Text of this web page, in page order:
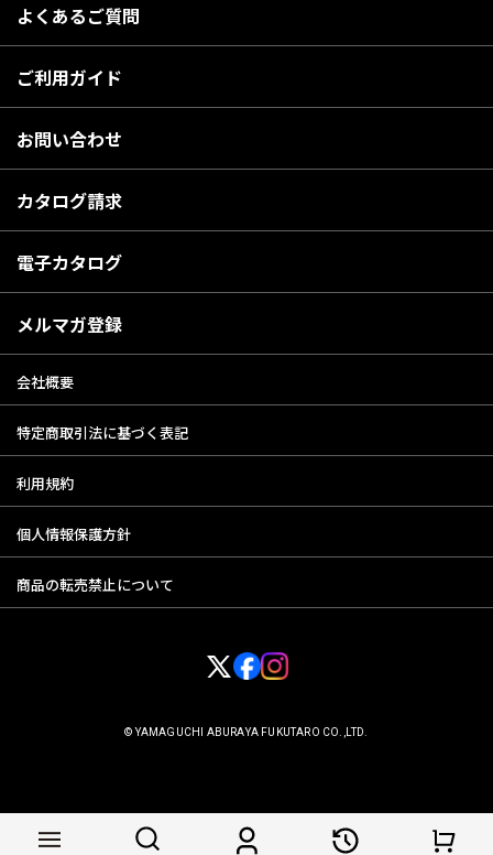
よくあるご質問
ご利用ガイド
お問い合わせ
カタログ請求
電子カタログ
メルマガ登録
会社概要
特定商取引法に基づく表記
利用規約
個人情報保護方針
商品の転売禁止について
© YAMAGUCHI ABURAYA FUKUTARO CO.,LTD.